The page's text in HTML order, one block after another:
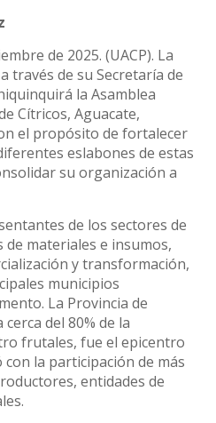
de 2025. (UACP). La
través de su Secretaría de
la Asamblea
Cítricos, Aguacate,
el propósito de fortalecer
eslabones de estas
su organización a
de los sectores de
materiales e insumos,
y transformación,
municipios
La Provincia de
del 80% de la
frutales, fue el epicentro
la participación de más
entidades de